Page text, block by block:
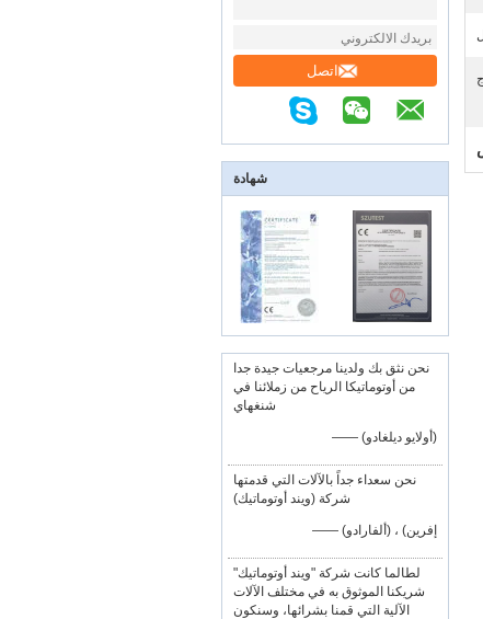
اتصل
شهادة
نحن نثق بك ولدينا مرجعيات جيدة جدا
من أوتوماتيكا الرياح من زملائنا في
شنغهاي
—— (أولايو ديلغادو)
نحن سعداء جداً بالآلات التي قدمتها
شركة (ويند أوتوماتيك)
—— إفرين) ، (ألفارادو)
لطالما كانت شركة "ويند أوتوماتيك"
شريكنا الموثوق به في مختلف الآلات
الآلية التي قمنا بشرائها، وسنكون